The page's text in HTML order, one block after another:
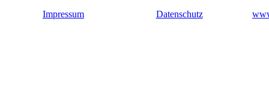
Impressum Datenschutz